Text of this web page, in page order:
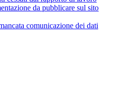
da pubblicare sul sito
comunicazione dei dati